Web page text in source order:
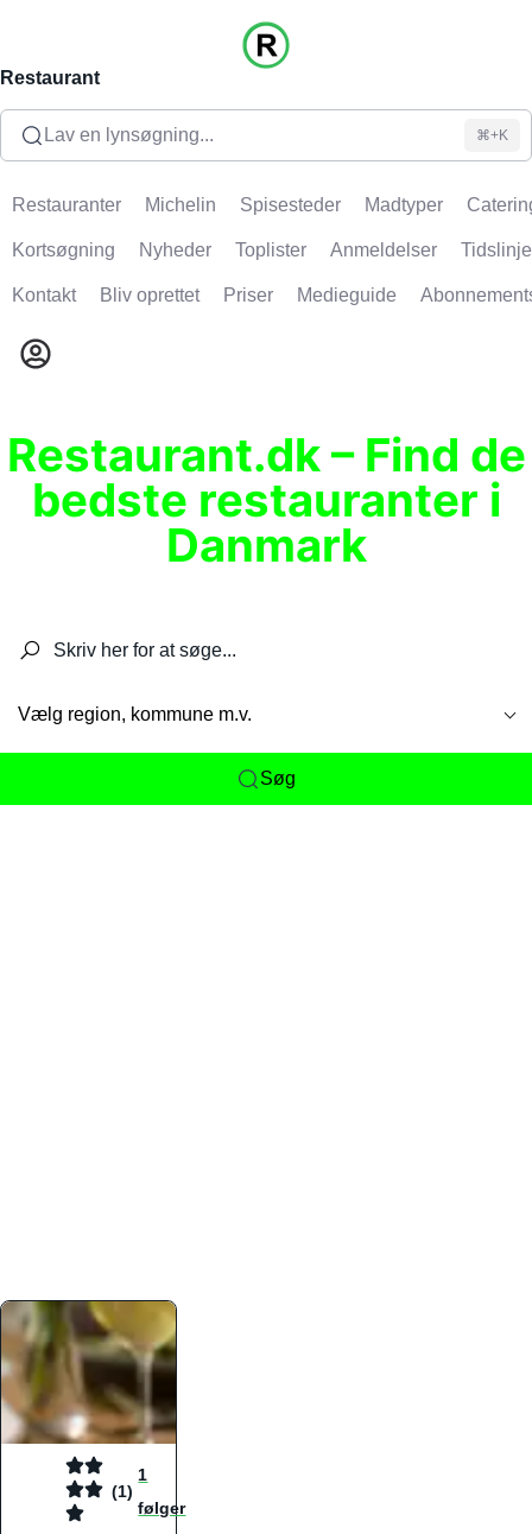
Restaurant
Lav en lynsøgning... ⌘+K
Restauranter Michelin Spisesteder Madtyper
Kortsøgning Nyheder Toplister Anmeldelser Tidslinje
Kontakt Bliv oprettet Priser Medieguide
Restaurant.dk – Find de
bedste restauranter i
Danmark
Vælg region, kommune m.v.
Søg
(1)
1
følger